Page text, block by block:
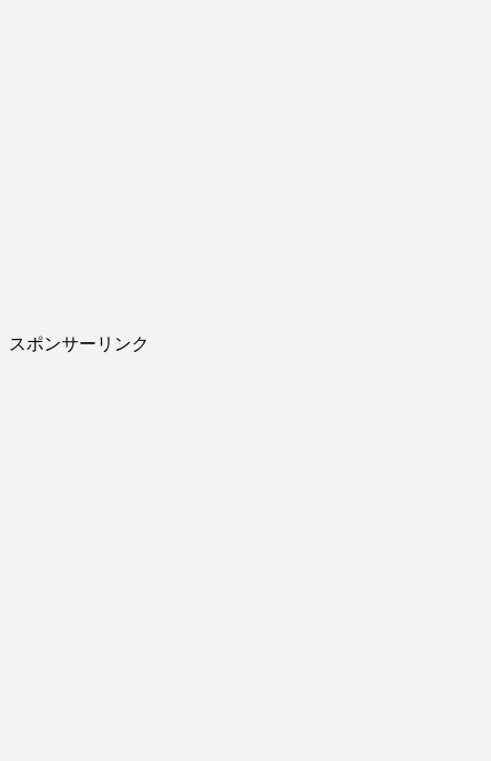
スポンサーリンク